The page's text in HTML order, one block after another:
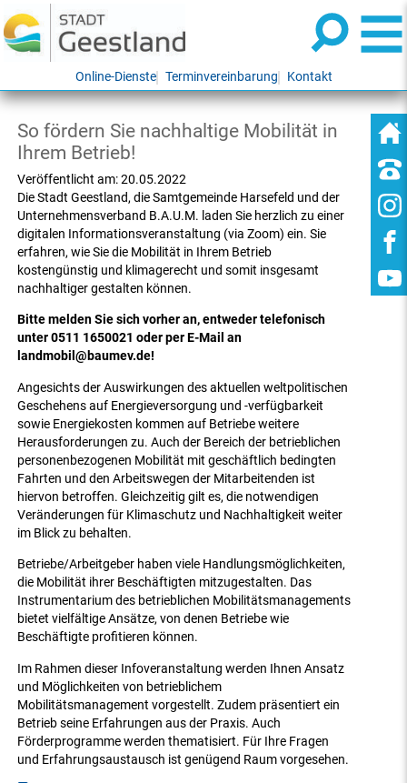
Online-Dienste Terminvereinbarung Kontakt
So fördern Sie nachhaltige Mobilität in
Ihrem Betrieb!
Veröffentlicht am:20.05.2022
Die Stadt Geestland, die Samtgemeinde Harsefeld und der
Unternehmensverband B.A.U.M. laden Sie herzlich zu einer
digitalen Informationsveranstaltung (via Zoom) ein. Sie
erfahren, wie Sie die Mobilität in Ihrem Betrieb
kostengünstig und klimagerecht und somit insgesamt
nachhaltiger gestalten können.
Bitte melden Sie sich vorher an, entweder telefonisch
unter 0511 1650021 oder per E-Mail an
landmobil@baumev.de!
Angesichts der Auswirkungen des aktuellen weltpolitischen
Geschehens auf Energieversorgung und -verfügbarkeit
sowie Energiekosten kommen auf Betriebe weitere
Herausforderungen zu. Auch der Bereich der betrieblichen
personenbezogenen Mobilität mit geschäftlich bedingten
Fahrten und den Arbeitswegen der Mitarbeitenden ist
hiervon betroffen. Gleichzeitig gilt es, die notwendigen
Veränderungen für Klimaschutz und Nachhaltigkeit weiter
im Blick zu behalten.
Betriebe/Arbeitgeber haben viele Handlungsmöglichkeiten,
die Mobilität ihrer Beschäftigten mitzugestalten. Das
Instrumentarium des betrieblichen Mobilitätsmanagements
bietet vielfältige Ansätze, von denen Betriebe wie
Beschäftigte profitieren können.
Im Rahmen dieser Infoveranstaltung werden Ihnen Ansatz
und Möglichkeiten von betrieblichem
Mobilitätsmanagement vorgestellt. Zudem präsentiert ein
Betrieb seine Erfahrungen aus der Praxis. Auch
Förderprogramme werden thematisiert. Für Ihre Fragen
und Erfahrungsaustausch ist genügend Raum vorgesehen.